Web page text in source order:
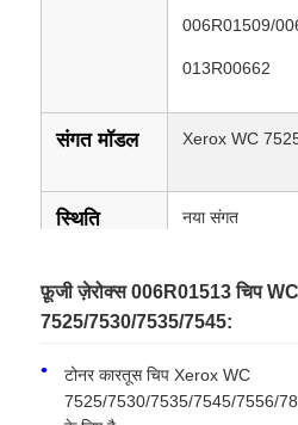
006R01509/
013R00662
संगत मॉडल Xerox WC
स्थिति नया संगत
फ़ूजी ज़ेरोक्स 006R01513 चिप WC
7525/7530/7535/7545:
टोनर कारतूस चिप Xerox WC
7525/7530/7535/7545/7556/